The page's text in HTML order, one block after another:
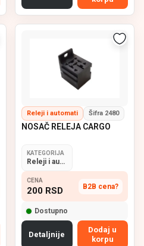
Releji i automati Šifra 2480
NOSAČ RELEJA CARGO
KATEGORIJA
Releji i automati
CENA
200 RSD B2B cena?
Dostupno
Detaljnije
Dodaj u
korpu